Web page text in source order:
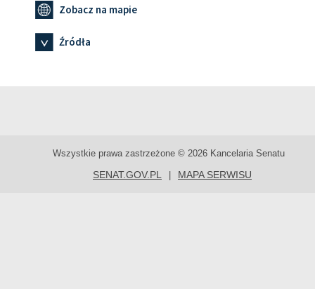
Zobacz na mapie
Źródła
Wszystkie prawa zastrzeżone © 2026 Kancelaria Senatu
SENAT.GOV.PL MAPA SERWISU